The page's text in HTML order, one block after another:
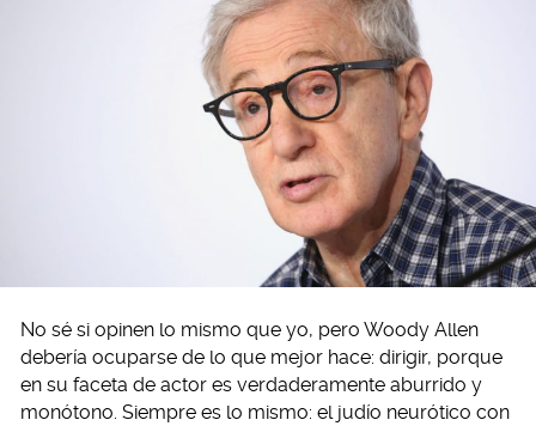
No sé si opinen lo mismo que yo, pero Woody Allen
debería ocuparse de lo que mejor hace: dirigir, porque
en su faceta de actor es verdaderamente aburrido y
monótono. Siempre es lo mismo: el judío neurótico con